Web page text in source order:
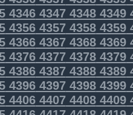
4346434743484349
4356435743584359
4366436743684369
4376437743784379
4386438743884389
4396439743984399
4406440744084409